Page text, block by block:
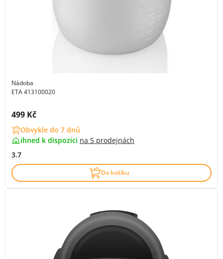
Nádoba
ETA 413100020
Cena s DPH:
499 Kč
Obvykle do 7 dnů
ihned k dispozici na 5 prodejnách
3.7
Do košíku